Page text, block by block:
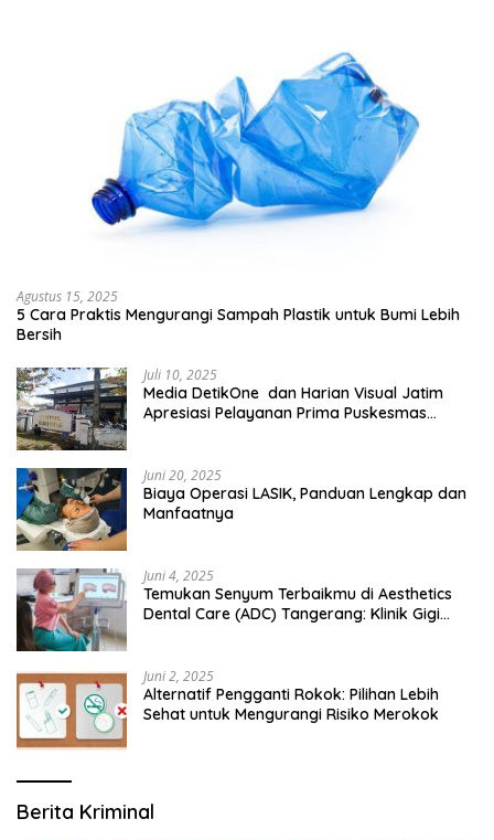
Agustus 15, 2025
5 Cara Praktis Mengurangi Sampah Plastik untuk Bumi Lebih
Bersih
Juli 10, 2025
Media DetikOne dan Harian Visual Jatim
Apresiasi Pelayanan Prima Puskesmas
Juni 20, 2025
Biaya Operasi LASIK, Panduan Lengkap dan
Manfaatnya
Juni 4, 2025
Temukan Senyum Terbaikmu di Aesthetics
Dental Care (ADC) Tangerang: Klinik Gigi
Juni 2, 2025
Alternatif Pengganti Rokok: Pilihan Lebih
Sehat untuk Mengurangi Risiko Merokok
Berita Kriminal